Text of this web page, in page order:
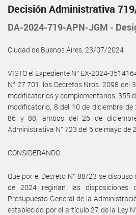
Decisión Administrativa
DA-2024-719-APN-JGM -
Ciudad de Buenos Aires, 23/07/2024
VISTO el Expediente N° EX-2024-
N° 27.701, los Decretos Nros. 2098 del
modificatorios y complementarios, 355
modificatorio, 8 del 10 de diciembre
86 y 88, ambos del 26 de
Administrativa N° 723 del 5 de mayo de
CONSIDERANDO:
Que por el Decreto N° 88/23 se
de 2024 regirían las
Presupuesto General de la
establecido por el artículo 27 de la Ley